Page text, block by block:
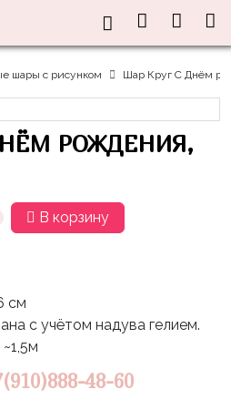
шары с рисунком Шар Круг С Днём
РОЖДЕНИЯ,
В корзину
см
с учётом надува гелием.
48-60